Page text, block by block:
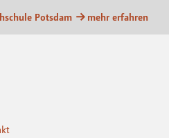
Potsdam mehr erfahren